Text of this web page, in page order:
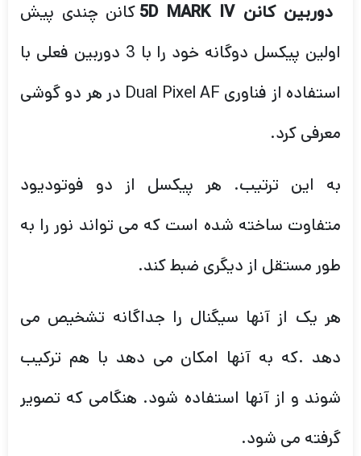
دوربین کانن 5D MARK IV
کانن چندی پیش
اولین پیکسل دوگانه خود را با 3 دوربین فعلی با
استفاده از فناوری Dual Pixel AF در هر دو گوشی
معرفی کرد.
به این ترتیب. هر پیکسل از دو فوتودیود
متفاوت ساخته شده است که می تواند نور را به
طور مستقل از دیگری ضبط کند.
هر یک از آنها سیگنال را جداگانه تشخیص می
دهد .که به آنها امکان می دهد با هم ترکیب
شوند و از آنها استفاده شود. هنگامی که تصویر
گرفته می شود.